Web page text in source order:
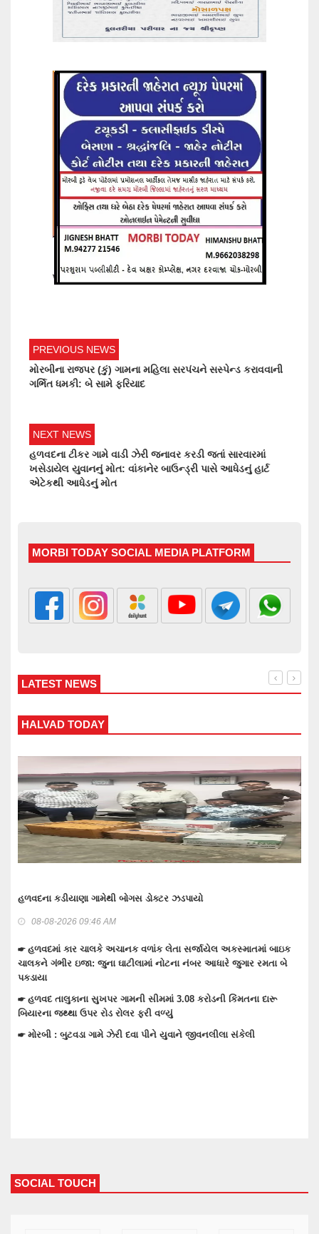
PREVIOUS NEWS
મોરબીના રાજપર (કું) ગામના મહિલા સરપંચને સસ્પેન્ડ કરાવવાની
ગર્ભિત ધમકી: બે સામે ફરિયાદ
NEXT NEWS
હળવદના ટીકર ગામે વાડી ઝેરી જનાવર કરડી જતાં સારવારમાં
ખસેડાયેલ યુવાનનું મોત: વાંકાનેર બાઉન્ડ્રી પાસે આધેડનું હાર્ટ
એટેકથી આધેડનું મોત
MORBI TODAY SOCIAL MEDIA PLATFORM
LATEST NEWS
WANKANER TODAY
વાંકાનેર બાઉન્ડ્રી નજીકથી 1.93 કરોડનો દારૂ-બિયર ભરેલ ટ્રક પકડવાના
☛ તેરા તુજકો અર્પણ: વાંકાનેર સિટી પોલીસે રોકડ, મોબાઈલ અને બાઇક
સહિત લાખોનો મુદામાલ અરજદારોને પરત કર્યો
☛ વાંકાનેરના ગુંદાખડા ગામે રેતી ભરેલા ટ્રક ઉપર ચડીને કામ કરતા યુવાનને
ઇલેક્ટ્રીક શોટ લાગતા મોત
☛ વાંકાનેરમાં પેટમાં દુખાવો ઉપડતા સારવારમાં ખસેડાયેલ મહિલાને આંચકી
SOCIAL TOUCH